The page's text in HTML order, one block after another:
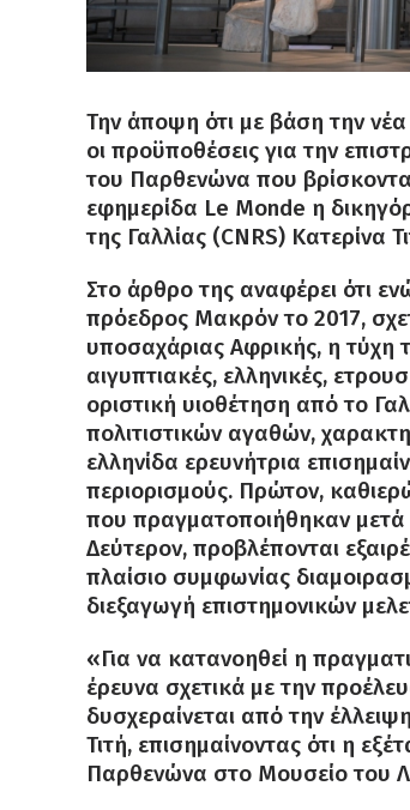
Την άποψη ότι με βάση την
οι προϋποθέσεις για την
του Παρθενώνα που
εφημερίδα Le Monde η
της Γαλλίας (CNRS) Κατερίνα
Στο άρθρο της αναφέρει ότι
πρόεδρος Μακρόν το 2017,
υποσαχάριας Αφρικής, η τύχη
αιγυπτιακές, ελληνικές,
οριστική υιοθέτηση από το
πολιτιστικών αγαθών,
ελληνίδα ερευνήτρια
περιορισμούς. Πρώτον,
που πραγματοποιήθηκαν μετά
Δεύτερον, προβλέπονται
πλαίσιο συμφωνίας
διεξαγωγή επιστημονικών
«Για να κατανοηθεί η
έρευνα σχετικά με την
δυσχεραίνεται από την
Τιτή, επισημαίνοντας ότι η
Παρθενώνα στο Μουσείο του